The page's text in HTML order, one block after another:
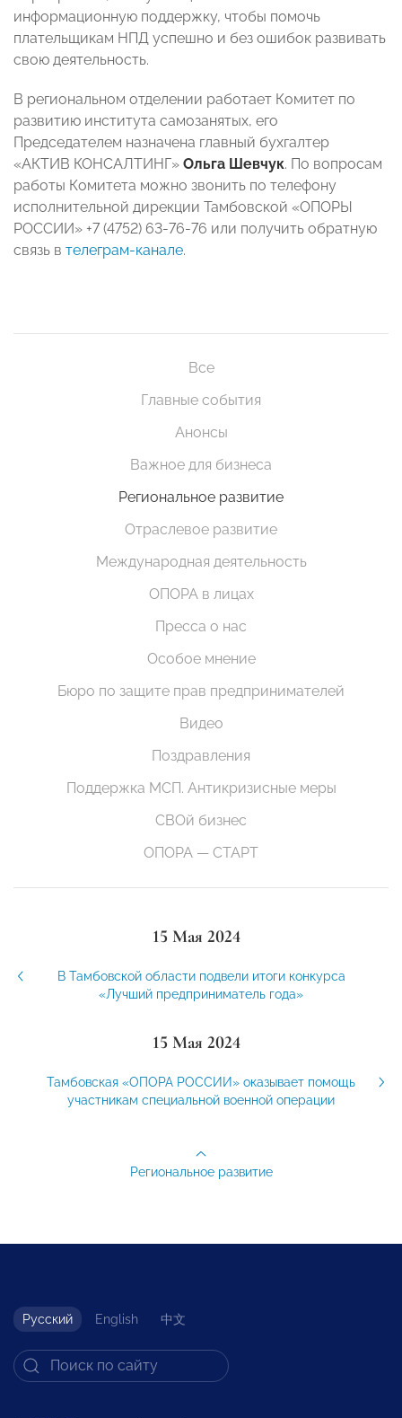
информационную поддержку, чтобы помочь
плательщикам НПД успешно и без ошибок развивать
свою деятельность.
В региональном отделении работает Комитет по
развитию института самозанятых, его
Председателем назначена главный бухгалтер
«АКТИВ КОНСАЛТИНГ» Ольга Шевчук. По вопросам
работы Комитета можно звонить по телефону
исполнительной дирекции Тамбовской «ОПОРЫ
РОССИИ» +7 (4752) 63-76-76 или получить обратную
связь в телеграм-канале.
Все
Главные события
Анонсы
Важное для бизнеса
Региональное развитие
Отраслевое развитие
Международная деятельность
ОПОРА в лицах
Пресса о нас
Особое мнение
Бюро по защите прав предпринимателей
Видео
Поздравления
Поддержка МСП. Антикризисные меры
СВОй бизнес
ОПОРА — СТАРТ
15 Мая 2024
В Тамбовской области подвели итоги конкурса
«Лучший предприниматель года»
15 Мая 2024
Тамбовская «ОПОРА РОССИИ» оказывает помощь
участникам специальной военной операции
Региональное развитие
Русский English 中文